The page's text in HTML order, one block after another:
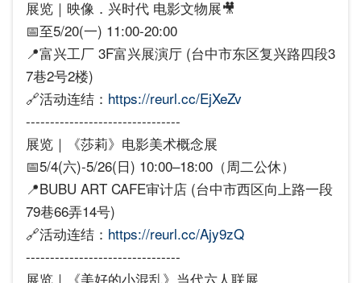
展览｜映像．兴时代 电影文物展🎥
📅至5/20(一) 11:00-20:00
📍富兴工厂 3F富兴展演厅 (台中市东区复兴路四段3
7巷2号2楼)
🔗活动连结： https://reurl.cc/EjXeZv
--------------------------------
展览｜《莎莉》电影美术概念展
📅5/4(六)-5/26(日) 10:00–18:00（周二公休）
📍BUBU ART CAFE审计店 (台中市西区向上路一段
79巷66弄14号)
🔗活动连结： https://reurl.cc/Ajy9zQ
--------------------------------
展览｜《美好的小混乱》当代六人联展